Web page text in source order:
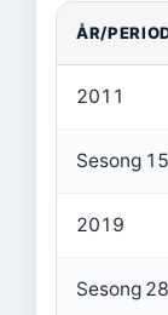
ÅR/
2011
Sesong 15
2019
Sesong 28